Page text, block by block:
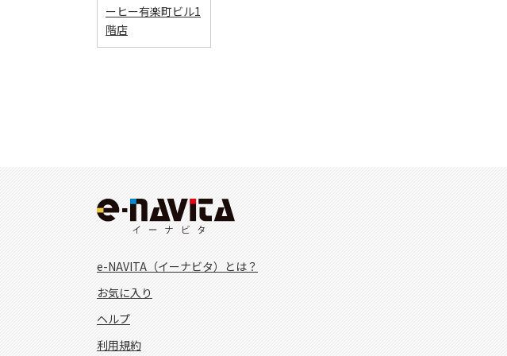
ーヒー有楽町ビル1
階店
e-NAVITA（イーナビタ）とは？
お気に入り
ヘルプ
利用規約